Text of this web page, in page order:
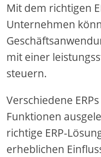
Mit dem richtigen
Unternehmen
mit einer
steuern.
Verschiedene
Funktionen
richtige ERP-
erheblichen